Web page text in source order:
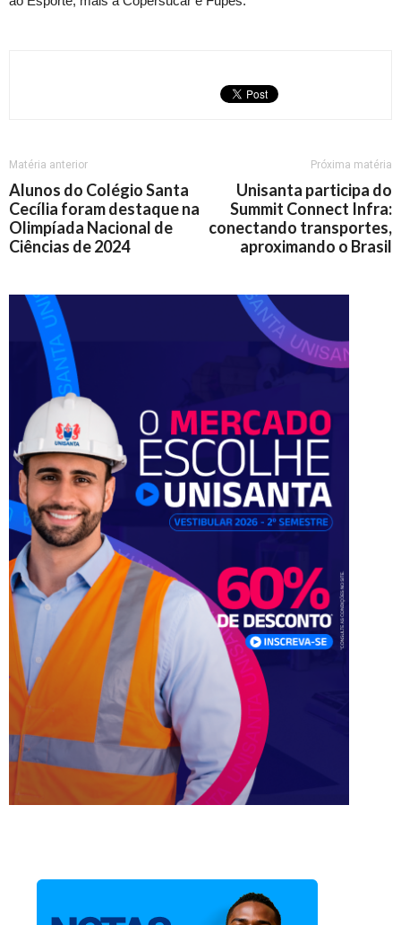
Matéria anterior
Alunos do Colégio Santa
Cecília foram destaque na
Olimpíada Nacional de
Ciências de 2024
Próxima matéria
Unisanta participa do
Summit Connect Infra:
conectando transportes,
aproximando o Brasil